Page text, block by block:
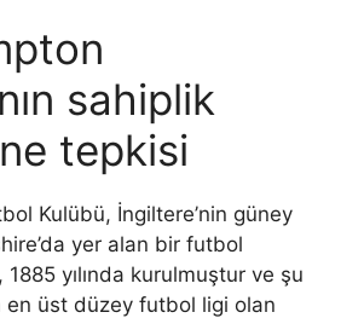
sahiplik
tepkisi
Kulübü, İngiltere’nin güney
yer alan bir futbol
yılında kurulmuştur ve şu
en üst düzey futbol ligi olan